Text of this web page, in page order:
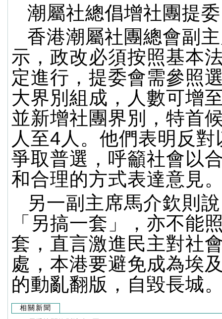
潮屬社總倡增社團提委
香港潮屬社團總會副
示，政改必須按照基本
定進行，提委會需參照
大界別組成，人數可增
並新增社團界別，特首
人至4人。他們表明反
爭取普選，呼籲社會以
和合理的方式表達意見
另一副主席馬介欽則
「另搞一套」，亦不能
套，直言激進民主對社
處，本港要避免成為埃
的動亂翻版，自毀長城
相關新聞